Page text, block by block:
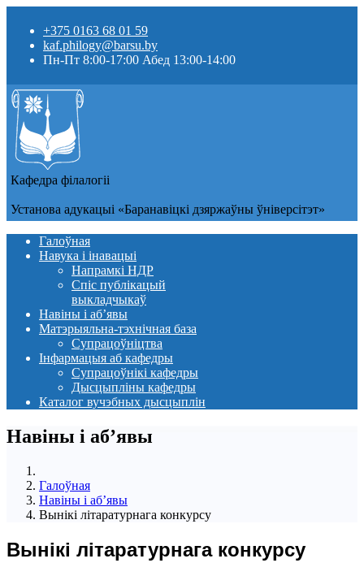
+375 0163 68 01 59
kaf.philogy@barsu.by
Пн-Пт 8:00-17:00 Абед 13:00-14:00
Кафедра фiлалогii
Установа адукацыi «Баранавіцкі дзяржаўны ўніверсітэт»
Галоўная
Навука і інавацыі
Напрамкі НДР
Спіс публікацый
выкладчыкаў
Навіны i аб’явы
Матэрыяльна-тэхнічная база
Супрацоўніцтва
Інфармацыя аб кафедры
Супрацоўнікі кафедры
Дысцыпліны кафедры
Каталог вучэбных дысцыплін
Навіны i аб’явы
Галоўная
Навіны i аб’явы
Вынікі літаратурнага конкурсу
Вынікі літаратурнага конкурсу